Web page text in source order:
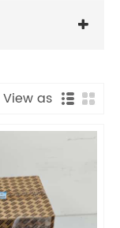
View as